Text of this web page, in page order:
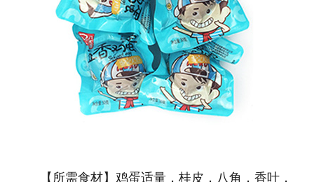
【所需食材】鸡蛋适量，桂皮，八角，香叶，